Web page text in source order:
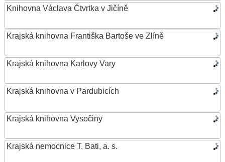
Knihovna Václava Čtvrtka v Jičíně
Krajská knihovna Františka Bartoše ve Zlíně
Krajská knihovna Karlovy Vary
Krajská knihovna v Pardubicích
Krajská knihovna Vysočiny
Krajská nemocnice T. Bati, a. s.